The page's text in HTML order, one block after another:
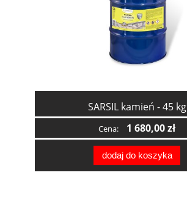
SARSIL kamień - 45 kg
Cena: 1 680,00 zł
dodaj do koszyka